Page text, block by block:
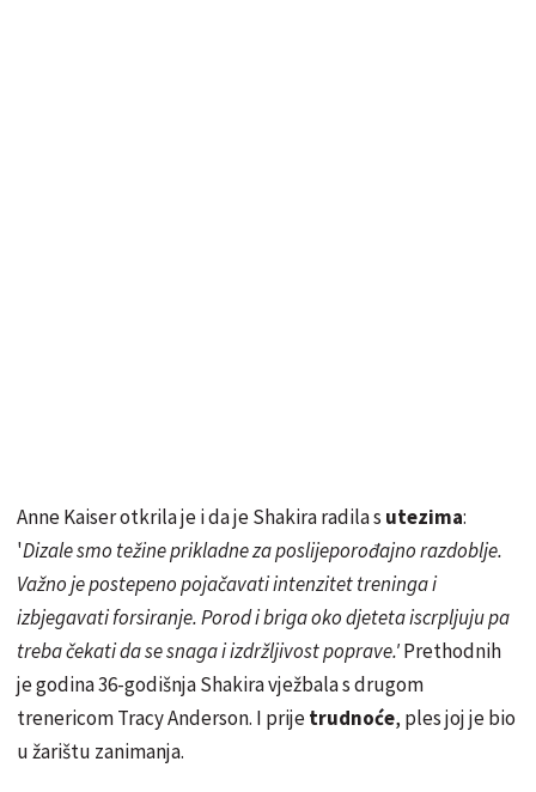
Anne Kaiser otkrila je i da je Shakira radila s utezima:
'Dizale smo težine prikladne zaposlijeporođajnorazdoblje.
Važno je postepeno pojačavati intenzitet treninga i
izbjegavati forsiranje. Porod i briga oko djeteta iscrpljuju pa
treba čekati da se snaga i izdržljivost poprave.'Prethodnih
je godina 36-godišnja Shakira vježbala s drugom
trenericom Tracy Anderson. I prijetrudnoće, ples joj je bio
u žarištu zanimanja.